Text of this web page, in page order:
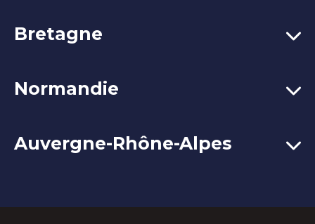
Bretagne
Normandie
Auvergne-Rhône-Alpes